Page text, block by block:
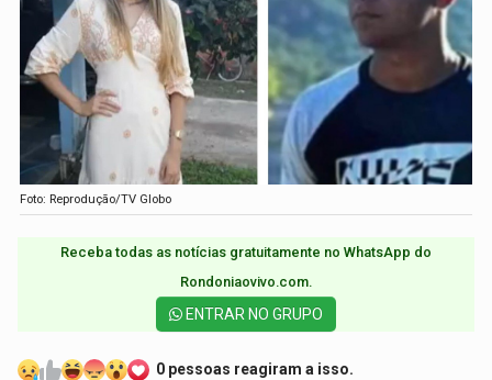
Foto: Reprodução/TV Globo
Receba todas as notícias gratuitamente no WhatsApp do
Rondoniaovivo.com.​
ENTRAR NO GRUPO
0 pessoas reagiram a isso.